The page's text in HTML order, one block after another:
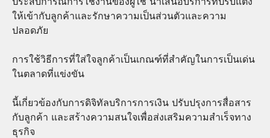
ให้เข้ากับลูกค้าและรักษาความเป็นส่วนตัวและความ
ปลอดภัย
การใช้วิธีการที่ใส่ใจลูกค้าเป็นเกณฑ์ที่สำคัญในการเป็นเด่น
ในตลาดที่แข่งขัน
นี้เกี่ยวข้องกับการดิจิทัลบริการการเงิน ปรับปรุงการสื่อสาร
กับลูกค้า และสร้างความสนใจเพื่อส่งเสริมความสำเร็จทาง
ธุรกิจ